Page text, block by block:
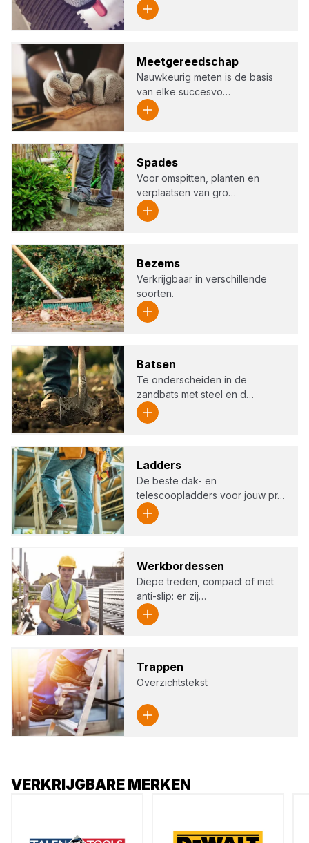
Meet­ge­reed­schap
Nauwkeurig meten is de basis
van elke succesvo…
Spa­des
Voor omspitten, planten en
verplaatsen van gro…
Bezems
Verkrijgbaar in verschillende
soorten.
Bat­sen
Te onderscheiden in de
zandbats met steel en d…
Lad­ders
De beste dak- en
telescoopladders voor jouw pr…
Werk­bor­des­sen
Diepe treden, compact of met
anti-slip: er zij…
Trap­pen
Overzichtstekst
VERKRIJGBARE MERKEN